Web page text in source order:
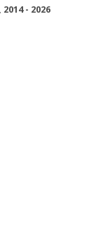
, 2014 - 2026